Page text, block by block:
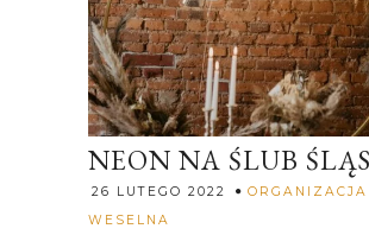
NEON NA ŚLUB
26 LUTEGO 2022
ORGANIZACJA
WESELNA